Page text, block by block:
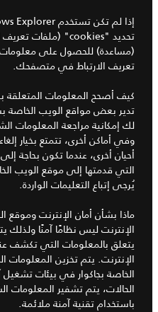
(مساعدة) للحصول على
تعريف الارتباط في متصفحك.
كيف أصحح المعلومات المتعلقة
تدير بعض مواقع الويب الخاصة
لك إمكانية مراجعة المعلومات
وفي أماكن أخرى، تتمتع بخيار
أحيان أخرى، عندما تكون بحاجة
التي قدمتها إلى موقع الويب
يُرجى إتباع التعليمات الواردة.
ماذا بشأن أمان الإنترنت وموقع
الإنترنت ليس نظامًا آمنًا ولذلك
يتعلق بالمعلومات التي تكشف
الإنترنت. يتم تخزين
الخاصة بجاكوار في بيئات
الحالات، يتم تشفير المعلومات
باستخدام تقنية آمنة ملائمة.